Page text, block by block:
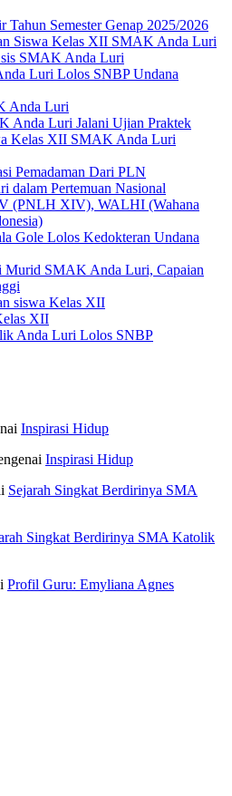
Tahun Semester Genap 2025/2026
Siswa Kelas XII SMAK Anda Luri
SMAK Anda Luri
Luri Lolos SNBP Undana
Anda Luri
Anda Luri Jalani Ujian Praktek
Kelas XII SMAK Anda Luri
Pemadaman Dari PLN
dalam Pertemuan Nasional
(PNLH XIV), WALHI (Wahana
Gole Lolos Kedokteran Undana
Murid SMAK Anda Luri, Capaian
siswa Kelas XII
XII
Anda Luri Lolos SNBP
Inspirasi Hidup
Inspirasi Hidup
Sejarah Singkat Berdirinya SMA
Singkat Berdirinya SMA Katolik
Profil Guru: Emyliana Agnes